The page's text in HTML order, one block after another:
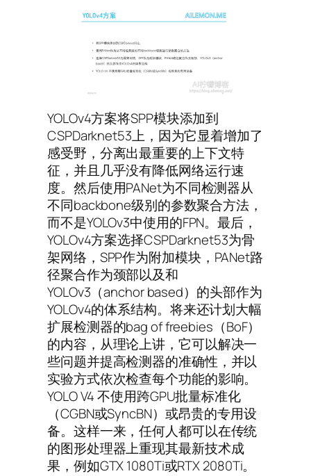
YOLOv4方案将SPP模块添加到
CSPDarknet53上，因为它显着增加了
感受野，分离出最重要的上下文特
征，并且几乎没有降低网络运行速
度。然后使用PANet为不同检测器从
不同backbone级别的参数聚合方法，
而不是YOLOv3中使用的FPN。最后，
YOLOv4方案选择CSPDarknet53为骨
架网络，SPP作为附加模块，PANet路
径聚合作为颈部以及和
YOLOv3（anchor based）的头部作为
YOLOv4的体系结构。将来还计划大幅
扩展检测器的bag of freebies（BoF）
的内容，从理论上讲，它可以解决一
些问题并提高检测器的准确性，并以
实验方式依次检查每个功能的影响。
YOLO V4 不使用跨GPU批量标准化
（CGBN或SyncBN）或昂贵的专用设
备。这样一来，任何人都可以在传统
的图形处理器上重现其最新技术成
果，例如GTX 1080Ti或RTX 2080Ti。